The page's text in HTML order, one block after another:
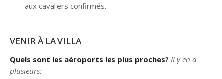
aux cavaliers confirmés.
VENIR À LA VILLA
Quels sont les aéroports les plus proches? Il y en a
plusieurs: